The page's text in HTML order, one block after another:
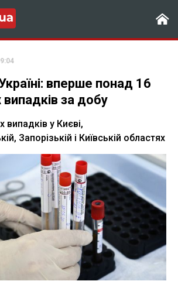
вперше понад 16
за добу
випадків у Києві,
Запорізькій і Київській областях